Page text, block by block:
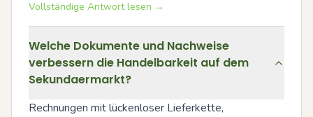
Vollständige Antwort lesen →
Welche Dokumente und Nachweise
verbessern die Handelbarkeit auf dem
Sekundaermarkt?
Rechnungen mit lückenloser Lieferkette,